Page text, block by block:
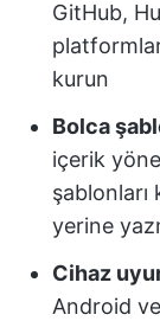
GitHub,
kurun
Bolca
içerik
şablonları
yerine
Cihaz
Android